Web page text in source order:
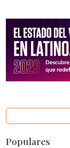
Populares